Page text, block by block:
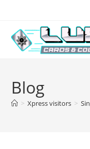
content
Blog
> Xpress visitors >